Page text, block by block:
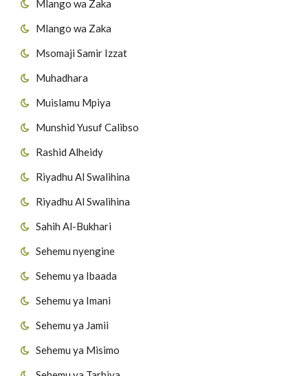
Mlango wa Zaka
Mlango wa Zaka
Msomaji Samir Izzat
Muhadhara
Muislamu Mpiya
Munshid Yusuf Calibso
Rashid Alheidy
Riyadhu Al Swalihina
Riyadhu Al Swalihina
Sahih Al-Bukhari
Sehemu nyengine
Sehemu ya Ibaada
Sehemu ya Imani
Sehemu ya Jamii
Sehemu ya Misimo